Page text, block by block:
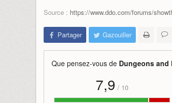
Source : https://www.ddo.com/forums/
Partager Gazouiller
Que pensez-vous de Dungeons and
7,9 / 10